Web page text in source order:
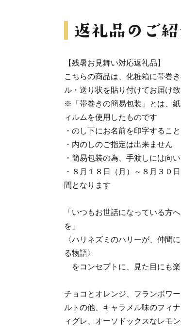
【残暑お見舞い対応返礼品】
こちらの商品は、化粧箱に帯巻
ル・送り状を貼り付けてお届け
※「帯巻きの簡易包装」とは、
ィルムを使用したものです
・のし下にお名前を印字するこ
・内のしのご指定は出来ません
・簡易包装の為、手渡しには向
・８月１８日（月）～８月３０
間となります
「いつもお世話になっている方
を」
〈ハリネズミのハリーが、仲間
る物語〉
をコンセプトに、見た目にも楽
チョコとオレンジ、フランボワ
ルトの他、キャラメル味のフィ
ィグレ、オーソドックスなレモ